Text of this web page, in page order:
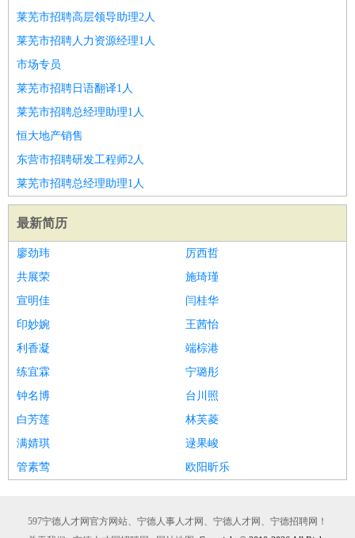
莱芜市招聘高层领导助理2人
莱芜市招聘人力资源经理1人
市场专员
莱芜市招聘日语翻译1人
莱芜市招聘总经理助理1人
恒大地产销售
东营市招聘研发工程师2人
莱芜市招聘总经理助理1人
最新简历
廖劲玮
厉西哲
共展荣
施琦瑾
宣明佳
闫桂华
印妙婉
王茜怡
利香凝
端棕港
练宜霖
宁璐彤
钟名博
台川照
白芳莲
林芙菱
满婧琪
逯果峻
管素莺
欧阳昕乐
597宁德人才网官方网站、宁德人事人才网、宁德人才网、宁德招聘网！